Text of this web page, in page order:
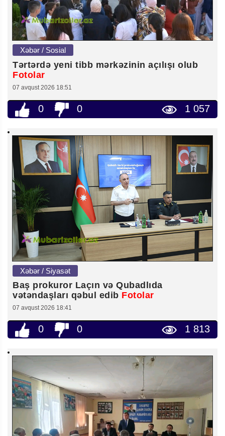
Xəbər / Sosial
Tərtərdə yeni tibb mərkəzinin açılışı olub
Fotolar
07 avqust 2026 18:51
0 0 1 057
Xəbər / Siyasət
Baş prokuror Laçın və Qubadlıda
vətəndaşları qəbul edib Fotolar
07 avqust 2026 18:41
0 0 1 813